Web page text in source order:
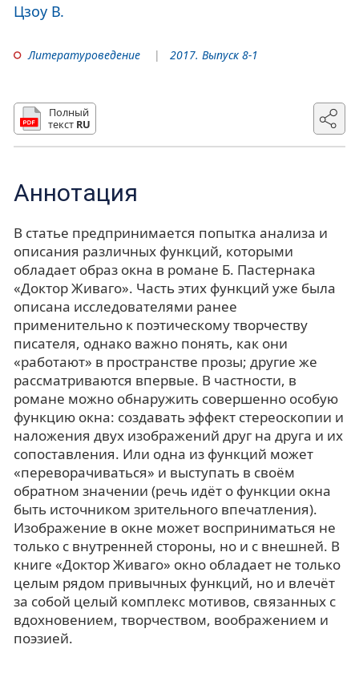
Цзоу В.
Литературоведение 2017. Выпуск 8-1
Полный
текст RU
Аннотация
В статье предпринимается попытка анализа и
описания различных функций, которыми
обладает образ окна в романе Б. Пастернака
«Доктор Живаго». Часть этих функций уже была
описана исследователями ранее
применительно к поэтическому творчеству
писателя, однако важно понять, как они
«работают» в пространстве прозы; другие же
рассматриваются впервые. В частности, в
романе можно обнаружить совершенно особую
функцию окна: создавать эффект стереоскопии и
наложения двух изображений друг на друга и их
сопоставления. Или одна из функций может
«переворачиваться» и выступать в своём
обратном значении (речь идёт о функции окна
быть источником зрительного впечатления).
Изображение в окне может восприниматься не
только с внутренней стороны, но и с внешней. В
книге «Доктор Живаго» окно обладает не только
целым рядом привычных функций, но и влечёт
за собой целый комплекс мотивов, связанных с
вдохновением, творчеством, воображением и
поэзией.